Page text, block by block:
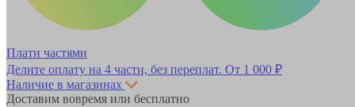
Плати частями
Делите оплату на 4 части, без переплат. От 1 000 ₽
Наличие в магазинах
Доставим вовремя или бесплатно